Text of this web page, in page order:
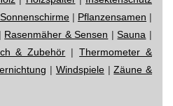
| Pflanzensamen |
| Rasenmäher & Sensen |Sauna |
& Zubehör |Thermometer &
| Windspiele|Zäune &